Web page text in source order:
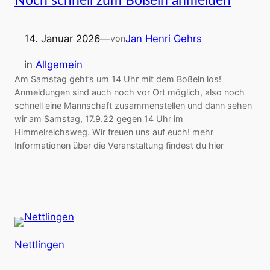
14. Januar 2026—vonJan Henri Gehrs
in Allgemein
Am Samstag geht’s um 14 Uhr mit dem Boßeln los!
Anmeldungen sind auch noch vor Ort möglich, also noch
schnell eine Mannschaft zusammenstellen und dann sehen
wir am Samstag, 17.9.22 gegen 14 Uhr im
Himmelreichsweg. Wir freuen uns auf euch! mehr
Informationen über die Veranstaltung findest du hier
Nettlingen